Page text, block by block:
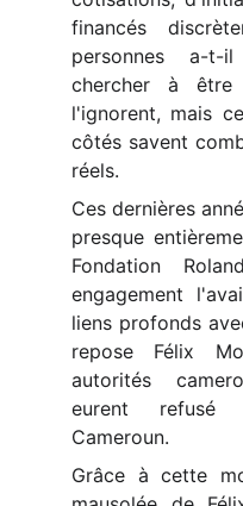
financés
personnes a-t-
chercher à être
l'ignorent, mais
côtés savent
réels.
Ces dernières
presque
Fondation
engagement
liens profonds
repose Félix
autorités
eurent refusé
Cameroun.
Grâce à cette